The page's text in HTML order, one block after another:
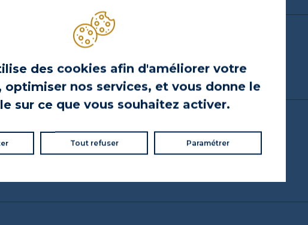
des cookies afin d'améliorer votre
optimiser nos services, et vous donne le
sur ce que vous souhaitez activer.
Tout refuser Paramétrer